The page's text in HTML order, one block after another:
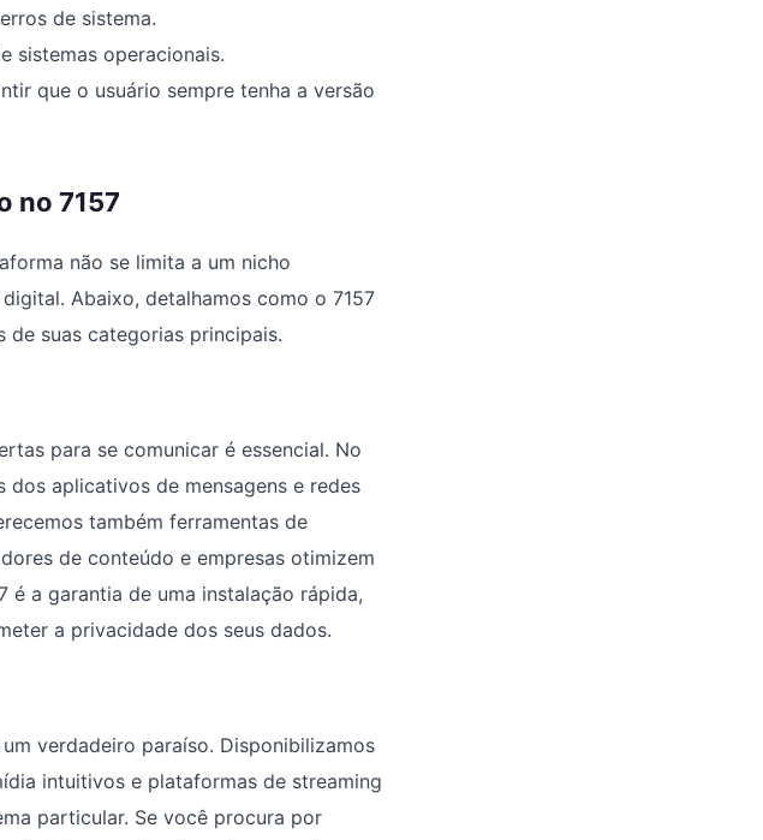
de sistema.
sistemas operacionais.
que o usuário sempre tenha a versão
no 7157
não se limita a um nicho
Abaixo, detalhamos como o 7157
suas categorias principais.
para se comunicar é essencial. No
dos aplicativos de mensagens e redes
também ferramentas de
de conteúdo e empresas otimizem
é a garantia de uma instalação rápida,
a privacidade dos seus dados.
verdadeiro paraíso. Disponibilizamos
intuitivos e plataformas de streaming
particular. Se você procura por